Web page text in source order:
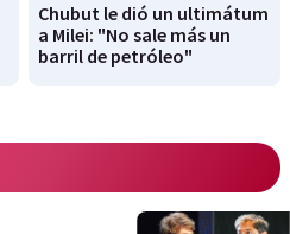
Chubut le dió un ultimátum
a Milei: "No sale más un
barril de petróleo"